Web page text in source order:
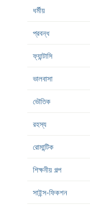
ধর্মীয়
প্রবন্ধ
ফ্যান্টাসি
ভালবাসা
ভৌতিক
রহস্য
রোমান্টিক
শিক্ষনীয় গল্প
সাইন্স-ফিকশন